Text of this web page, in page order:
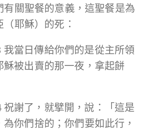
有關聖餐的意義，這聖餐是為
耶穌）的死：
我當日傳給你們的是從主所領
穌被出賣的那一夜，拿起餅
祝謝了，就擘開，說：「這是
你們捨的；你們要如此行，